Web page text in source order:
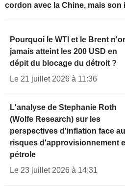
cordon avec la Chine, mais
Pourquoi le WTI et le Brent
jamais atteint les 200 USD en
dépit du blocage du détroit ?
Le 21 juillet 2026 à 11:36
L'analyse de Stephanie Roth
(Wolfe Research) sur les
perspectives d'inflation face
risques d'approvisionnement
pétrole
Le 23 juillet 2026 à 14:31